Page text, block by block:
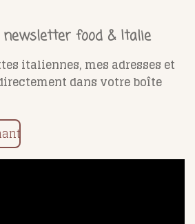
food & Italie
italiennes, mes adresses et
dans votre boîte